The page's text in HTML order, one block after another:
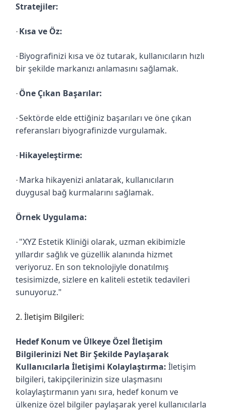
Stratejiler:
· Kısa ve Öz:
· Biyografinizi kısa ve öz tutarak, kullanıcıların hızlı
bir şekilde markanızı anlamasını sağlamak.
· Öne Çıkan Başarılar:
·Sektörde elde ettiğiniz başarıları ve öne çıkan
referansları biyografinizde vurgulamak.
· Hikayeleştirme:
· Marka hikayenizi anlatarak, kullanıcıların
duygusal bağ kurmalarını sağlamak.
Örnek Uygulama:
· "XYZ Estetik Kliniği olarak, uzman ekibimizle
yıllardır sağlık ve güzellik alanında hizmet
veriyoruz. En son teknolojiyle donatılmış
tesisimizde, sizlere en kaliteli estetik tedavileri
sunuyoruz."
2. İletişim Bilgileri:
Hedef Konum ve Ülkeye Özel İletişim
Bilgilerinizi Net Bir Şekilde Paylaşarak
Kullanıcılarla İletişimi Kolaylaştırma: İletişim
bilgileri, takipçilerinizin size ulaşmasını
kolaylaştırmanın yanı sıra, hedef konum ve
ülkenize özel bilgiler paylaşarak yerel kullanıcılarla